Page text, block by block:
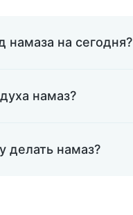
намаза на сегодня?
намаз?
делать намаз?